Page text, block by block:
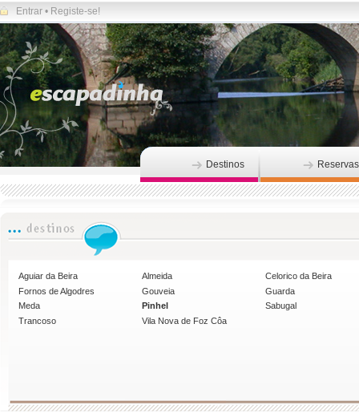
Entrar • Registe-se!
Destinos Reservas
Aguiar da Beira Almeida
Celorico da Beira
Fornos de Algodres
Gouveia
Guarda
Meda
Pinhel
Sabugal
Trancoso
Vila Nova de Foz Côa